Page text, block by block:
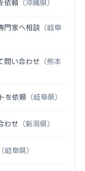
依頼 （沖縄県）
門家へ相談 （岐阜
問い合わせ （熊本
を依頼 （岐阜県）
わせ （新潟県）
（岐阜県）